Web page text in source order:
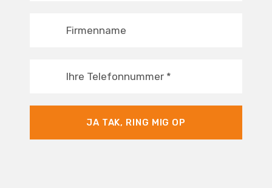
Firmenname
Ihre Telefonnummer *
JA TAK, RING MIG OP